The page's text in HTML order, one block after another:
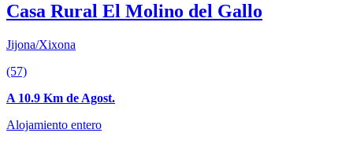
Casa Rural El Molino del Gallo
Jijona/Xixona
(57)
A 10.9 Km de Agost.
Alojamiento entero